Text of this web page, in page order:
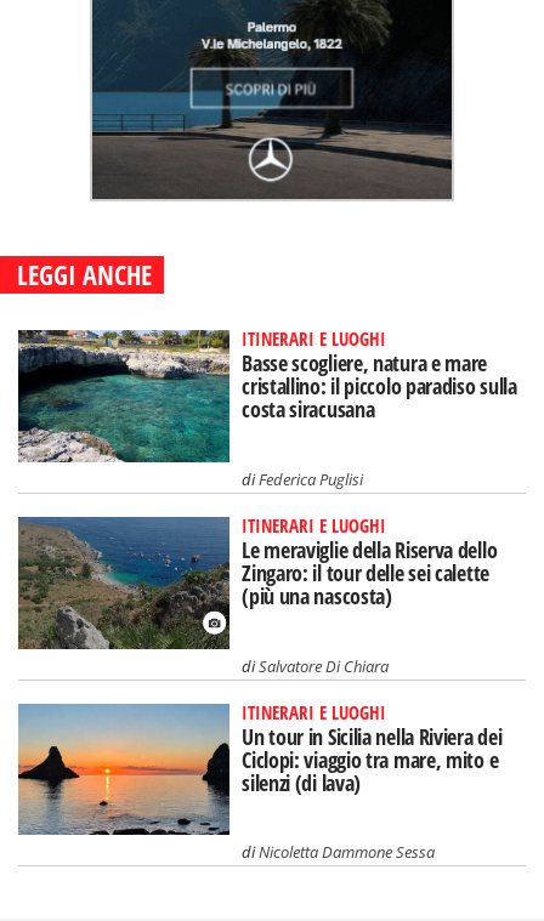
LEGGI ANCHE
ITINERARI E LUOGHI
Basse scogliere, natura e mare
cristallino: il piccolo paradiso sulla
costa siracusana
diFederica Puglisi
ITINERARI E LUOGHI
Le meraviglie della Riserva dello
Zingaro: il tour delle sei calette
(più una nascosta)
diSalvatore Di Chiara
ITINERARI E LUOGHI
Un tour in Sicilia nella Riviera dei
Ciclopi: viaggio tra mare, mito e
silenzi (di lava)
diNicoletta Dammone Sessa